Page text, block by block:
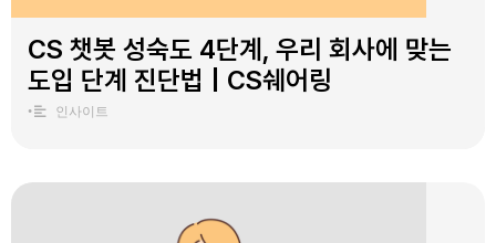
CS 챗봇 성숙도 4단계, 우리 회사에 맞는
도입 단계 진단법 | CS쉐어링
• 인사이트